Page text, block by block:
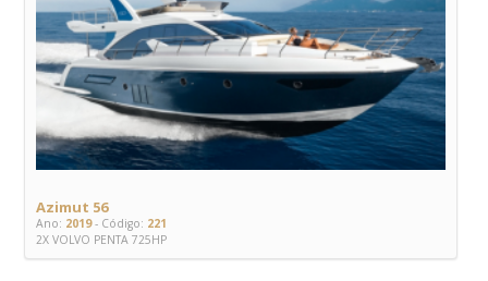
Azimut 56
Ano: 2019- Código: 221
2X VOLVO PENTA 725HP